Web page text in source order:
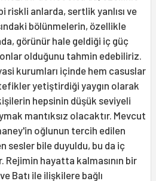
riskli anlarda, sertlik yanlısı ve
bölünmelerin, özellikle
görünür hale geldiği iç güç
olduğunu tahmin edebiliriz.
kurumları içinde hem casuslar
yetiştirdiği yaygın olarak
hepsinin düşük seviyeli
mantıksız olacaktır. Mevcut
oğlunun tercih edilen
sesler bile duyuldu, bu da iç
hayatta kalmasının bir
Batı ile ilişkilere bağlı